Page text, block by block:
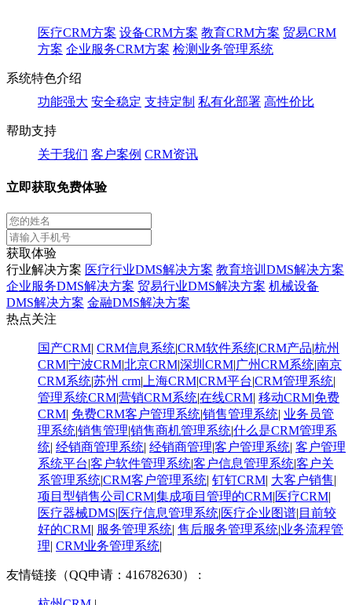
医疗CRM方案 设备CRM方案 教育CRM方案 贸易CRM
方案 企业服务CRM方案 检测业务管理系统
系统特色介绍
功能强大 安全稳定 支持定制 私有化部署 高性价比
帮助支持
关于我们 客户案例 CRM资讯
立即获取免费体验
获取体验
行业解决方案 医疗行业DMS解决方案 教育培训DMS解决方案
企业服务DMS解决方案 贸易行业DMS解决方案 机械设备
DMS解决方案 金融DMS解决方案
热点关注
国产CRM| CRM信息系统|CRM软件系统|CRM产品|杭州
CRM|宁波CRM|北京CRM|深圳CRM|广州CRM系统|南京
CRM系统|苏州 crm| 上海CRM|CRM平台|CRM管理系统|
管理系统CRM|营销CRM系统|在线CRM| 移动CRM|免费
CRM| 免费CRM客户管理系统|销售管理系统| 业务员管
理系统|销售管理|销售商机管理系统|什么是CRM管理系
统| 经销商管理系统| 经销商管理|客户管理系统| 客户管理
系统平台|客户软件管理系统|客户信息管理系统|客户关
系管理系统|CRM客户管理系统| 钉钉CRM| 大客户销售|
项目型销售公司CRM|集成项目管理的CRM|医疗CRM|
医疗器械DMS|医疗信息管理系统|医疗企业图谱| ​目前较
好的CRM| 服务管理系统| 售后服务管理系统|业务流程管
理| CRM业务管理系统|
友情链接（QQ申请：416782630） :